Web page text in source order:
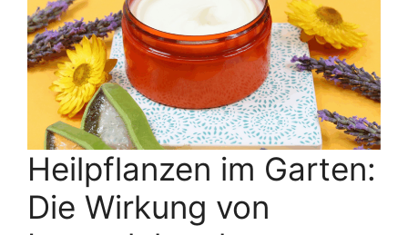
Heilpflanzen im Garten:
Die Wirkung von